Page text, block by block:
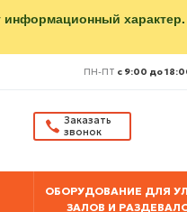
ПН-ПТ с 9:00 до
Заказать
звонок
ОБОРУДОВАНИЕ ДЛЯ
ЗАЛОВ И